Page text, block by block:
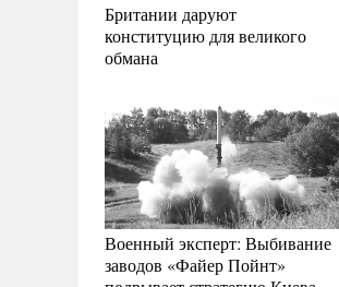
Британии даруют
конституцию для великого
обмана
Военный эксперт: Выбивание
заводов «Файер Пойнт»